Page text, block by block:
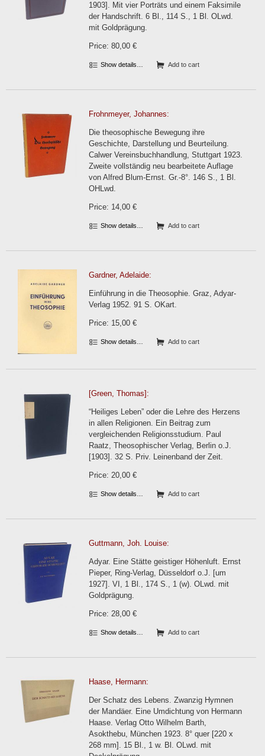
1903]. Mit vier Porträts und einem Faksimile
der Handschrift. 6 Bl., 114 S., 1 Bl. OLwd.
mit Goldprägung.
Price: 80,00 €
Show details… Add to cart
Frohnmeyer, Johannes:
Die theosophische Bewegung ihre
Geschichte, Darstellung und Beurteilung.
Calwer Vereinsbuchhandlung, Stuttgart 1923.
Zweite vollständig neu bearbeitete Auflage
von Alfred Blum-Ernst. Gr.-8°. 146 S., 1 Bl.
OHLwd.
Price: 14,00 €
Show details… Add to cart
Gardner, Adelaide:
Einführung in die Theosophie. Graz, Adyar-
Verlag 1952. 91 S. OKart.
Price: 15,00 €
Show details… Add to cart
[Green, Thomas]:
“Heiliges Leben” oder die Lehre des Herzens
in allen Religionen. Ein Beitrag zum
vergleichenden Religionsstudium. Paul
Raatz, Theosophischer Verlag, Berlin o.J.
[1903]. 32 S. Priv. Leinenband der Zeit.
Price: 20,00 €
Show details… Add to cart
Guttmann, Joh. Louise:
Adyar. Eine Stätte geistiger Höhenluft. Ernst
Pieper, Ring-Verlag, Düsseldorf o.J. [um
1927]. VI, 1 Bl., 174 S., 1 (w). OLwd. mit
Goldprägung.
Price: 28,00 €
Show details… Add to cart
Haase, Hermann:
Der Schatz des Lebens. Zwanzig Hymnen
der Mandäer. Eine Umdichtung von Hermann
Haase. Verlag Otto Wilhelm Barth,
Asokthebu, München 1923. 8° quer [220 x
268 mm]. 15 Bl., 1 w. Bl. OLwd. mit